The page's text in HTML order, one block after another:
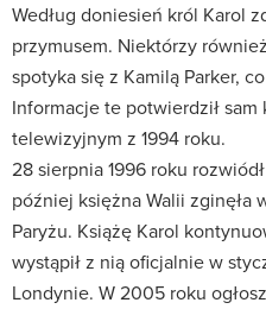
Według doniesień król Karol
przymusem. Niektórzy
spotyka się z Kamilą Parker,
Informacje te potwierdził
telewizyjnym z 1994 roku.
28 sierpnia 1996 roku
później księżna Walii zginęła
Paryżu. Książę Karol
wystąpił z nią oficjalnie w
Londynie. W 2005 roku